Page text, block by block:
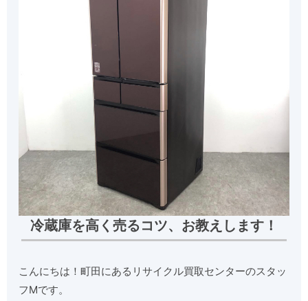
冷蔵庫を高く売るコツ、お教えします！
こんにちは！町田にあるリサイクル買取センターのスタッ
フMです。